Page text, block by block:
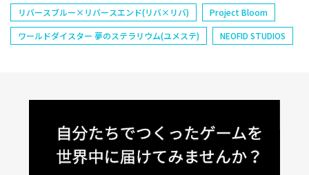
リバースブルー×リバースエンド(リバ×リバ)
Project Bloom
ワールドダイスター 夢のステラリウム(ユメステ)
NEOFID STUDIOS